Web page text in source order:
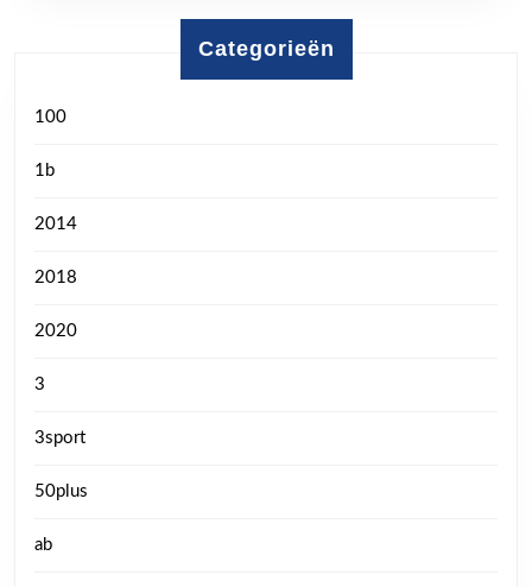
Categorieën
100
1b
2014
2018
2020
3
3sport
50plus
ab